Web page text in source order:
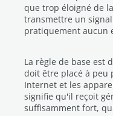
que trop éloigné de
transmettre un
pratiquement aucun
La règle de base est
doit être placé à peu
Internet et les
signifie qu'il reçoit
suffisamment fort,